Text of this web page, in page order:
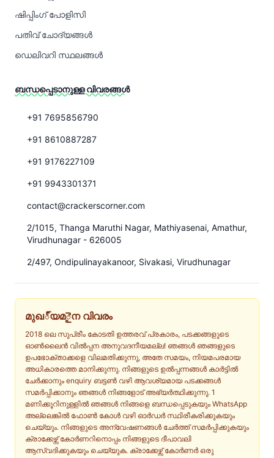
ഷിപ്പിംഗ് പോളിസി
പതിവ് ചോദ്യങ്ങൾ
ഡെലിവറി സ്ഥലങ്ങൾ
ബന്ധപ്പെടാനുള്ള വിവരങ്ങൾ
+91 7695856790
+91 8610887287
+91 9176227109
+91 9943301371
contact@crackerscorner.com
2/1015, Thanga Maruthi Nagar, Mathiyasenai, Amathur,
Virudhunagar - 626005
2/497, Ondipulinayakanoor, Sivakasi, Virudhunagar
മുഖ్യമైന വിവരം
2018 ലെ സുപ്രീം കോടതി ഉത്തരവ് പ്രകാരം, പടക്കങ്ങളുടെ
ഓൺലൈൻ വിൽപ്പന അനുവദനീയമല്ല! ഞങ്ങൾ ഞങ്ങളുടെ
ഉപഭോക്താക്കളെ വിലമതിക്കുന്നു, അതേ സമയം, നിയമപരമായ
അധികാരത്തെ മാനിക്കുന്നു. നിങ്ങളുടെ ഉൽപ്പന്നങ്ങൾ കാർട്ടിൽ
ചേർക്കാനും enquiry ബട്ടൺ വഴി ആവശ്യമായ പടക്കങ്ങൾ
സമർപ്പിക്കാനും ഞങ്ങൾ നിങ്ങളോട് അഭ്യർത്ഥിക്കുന്നു. 1
മണിക്കൂറിനുള്ളിൽ ഞങ്ങൾ നിങ്ങളെ ബന്ധപ്പെടുകയും WhatsApp
അല്ലെങ്കിൽ ഫോൺ കോൾ വഴി ഓർഡർ സ്ഥിരീകരിക്കുകയും
ചെയ്യും. നിങ്ങളുടെ അന്വേഷണങ്ങൾ ചേർത്ത് സമർപ്പിക്കുകയും
ക്രാക്കേഴ്സ് കോർണറിനൊപ്പം നിങ്ങളുടെ ദീപാവലി
ആസ്വദിക്കുകയും ചെയ്യുക. ക്രാക്കേഴ്സ് കോർണർ ഒരു